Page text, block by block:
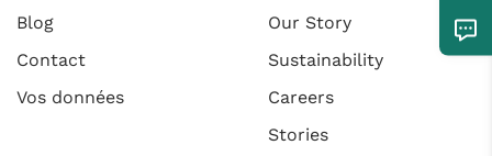
Blog
Contact
Vos données
Our Story
Sustainability
Careers
Stories